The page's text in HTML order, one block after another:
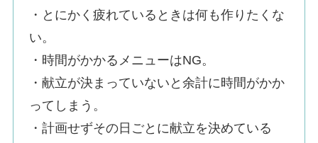
・とにかく疲れているときは何も作りたくな
い。
・時間がかかるメニューはNG。
・献立が決まっていないと余計に時間がかか
ってしまう。
・計画せずその日ごとに献立を決めている